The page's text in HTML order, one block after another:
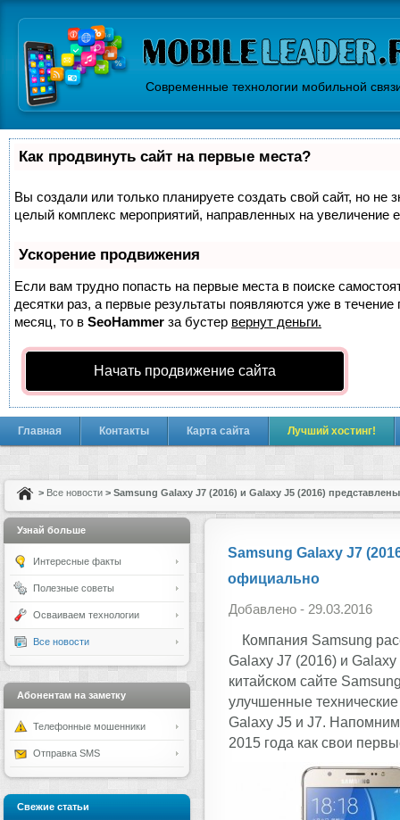
Современные технологии мобильной
Как продвинуть сайт на первые места?
Вы создали или только планируете создать свой сайт, но не
целый комплекс мероприятий, направленных на увеличение
Ускорение продвижения
Если вам трудно попасть на первые места в поиске
десятки раз, а первые результаты появляются уже в
месяц, то в SeoHammer за бустер вернут деньги.
Начать продвижение сайта
Главная Контакты Карта сайта Лучший хостинг!
> Все новости > Samsung Galaxy J7 (2016) и Galaxy J5 (2016)
Samsung Galaxy J7
официально
Добавлено - 29.03.2016
Компания Samsung
Galaxy J7 (2016) и
китайском сайте
улучшенные
Galaxy J5 и J7.
2015 года как свои
Узнай больше
Интересные факты
Полезные советы
Осваиваем технологии
Все новости
Абонентам на заметку
Телефонные мошенники
Отправка SMS
Свежие статьи